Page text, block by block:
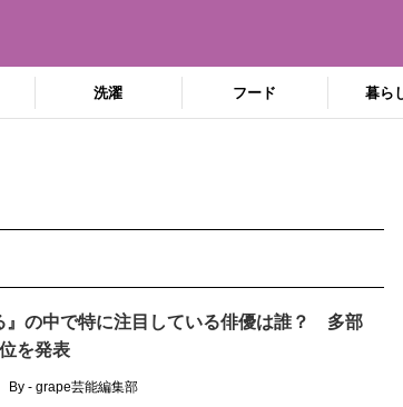
洗濯 フード 暮ら
』の中で特に注目している俳優は誰？ 多部
を発表
By - grape芸能編集部